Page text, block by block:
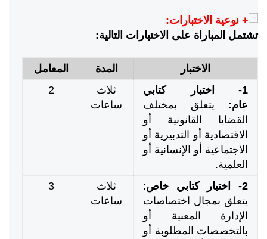
نوعية الاختبارات:
تشتمل المباراة على الاختبارات التالية:
الاختبار المدة
المعامل
1- اختبار كتابي
عام: يتعلق بمختلف
القضايا القانونية أو
الاقتصادية أو التدبيرية أو
الاجتماعية أو الإنسانية أو
العلمية.
ثلاث
ساعات
2
2- اختبار كتابي خاص
:
يتعلق بمجال اختصاصات
الإدارة المعنية أو
بالتخصصات المطلوبة أو
ثلاث
ساعات
3